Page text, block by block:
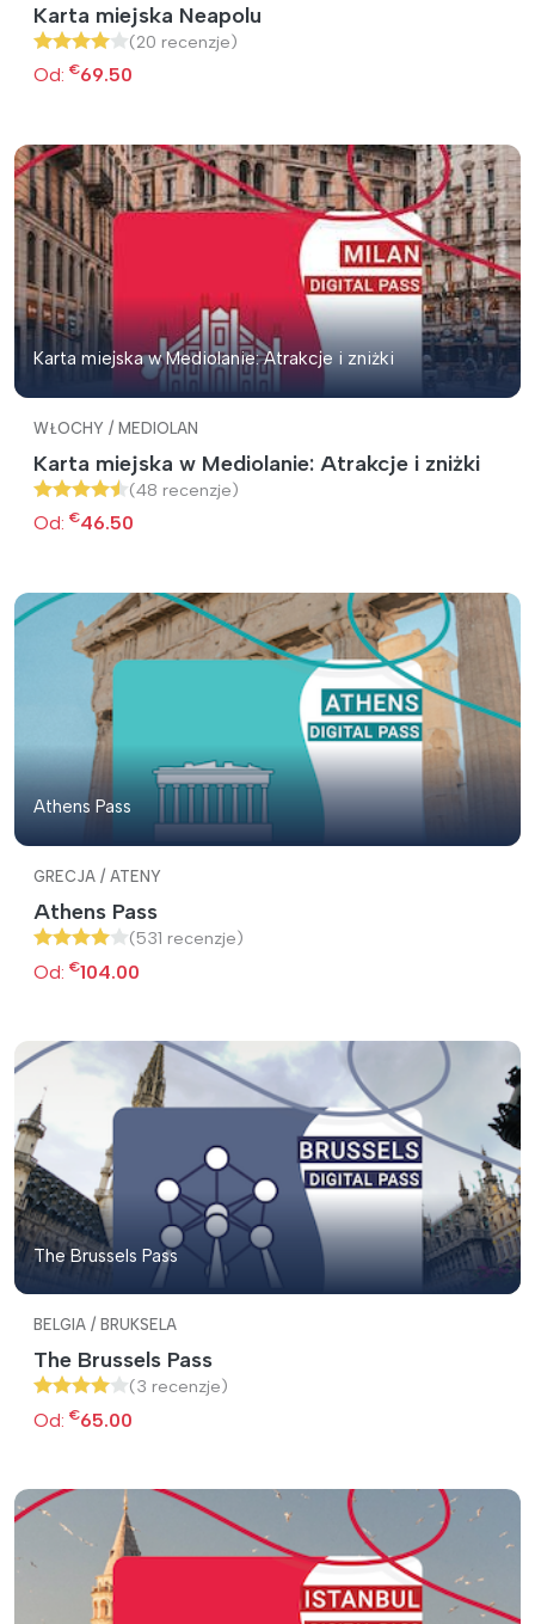
Karta miejska Neapolu
(20 recenzje)
Od: €69.50
Karta miejska w Mediolanie: Atrakcje i zniżki
WŁOCHY / MEDIOLAN
Karta miejska w Mediolanie: Atrakcje i zniżki
(48 recenzje)
Od: €46.50
Athens Pass
GRECJA / ATENY
Athens Pass
(531 recenzje)
Od: €104.00
The Brussels Pass
BELGIA / BRUKSELA
The Brussels Pass
(3 recenzje)
Od: €65.00